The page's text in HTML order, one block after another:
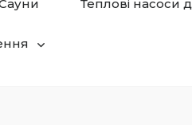
Теплові насоси